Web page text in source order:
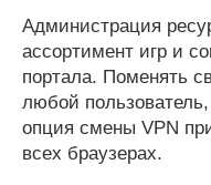
Администрация
ассортимент игр и
портала. Поменять
любой
опция смены VPN
всех браузерах.